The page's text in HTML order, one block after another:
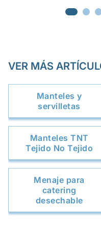
VER MÁS
Manteles y
servilletas
Manteles TNT
Tejido No Tejido
Menaje para
catering
desechable